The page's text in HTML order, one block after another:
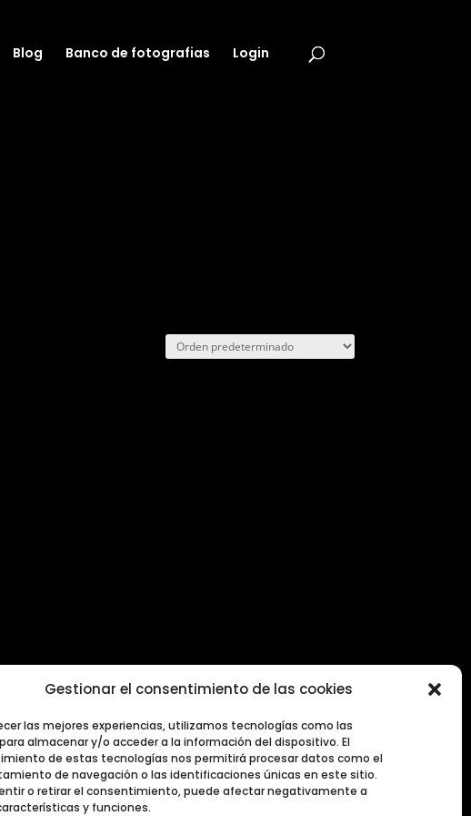
Gestionar el consentimiento de las cookies
las mejores experiencias, utilizamos tecnologías como las
almacenar y/o acceder a la información del dispositivo. El
de estas tecnologías nos permitirá procesar datos como el
de navegación o las identificaciones únicas en este sitio.
o retirar el consentimiento, puede afectar negativamente a
y funciones.
Blog Banco de fotografias Login